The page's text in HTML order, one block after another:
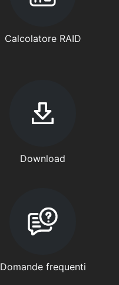
Calcolatore RAID
Download
Domande frequenti